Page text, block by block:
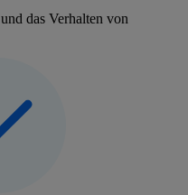
das Verhalten von